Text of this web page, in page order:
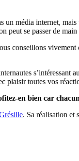
un média internet,
peut se passer de main
conseillons
plaisir toutes vos
en bien car
. Sa réalisation et